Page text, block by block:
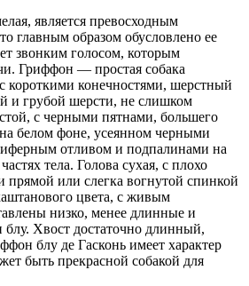
является превосходным
главным образом обусловлено ее
звонким голосом, которым
Гриффон — простая собака
короткими конечностями, шерстный
и грубой шерсти, не слишком
с черными пятнами, большего
белом фоне, усеянном черными
отливом и подпалинами на
тела. Голова сухая, с плохо
прямой или слегка вогнутой спинкой
цвета, с живым
низко, менее длинные и
блу. Хвост достаточно длинный,
блу де Гасконь имеет характер
быть прекрасной собакой для